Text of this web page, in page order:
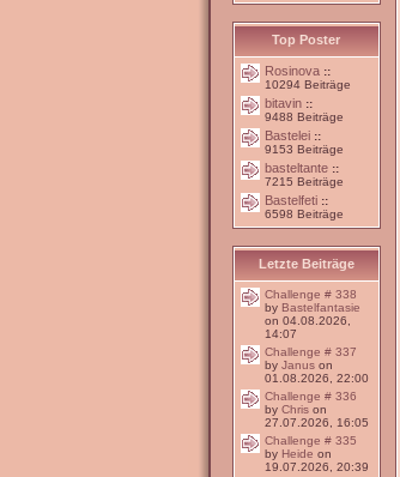
Top Poster
Rosinova ::
10294 Beiträge
bitavin ::
9488 Beiträge
Bastelei ::
9153 Beiträge
basteltante ::
7215 Beiträge
Bastelfeti ::
6598 Beiträge
Letzte Beiträge
Challenge # 338
by Bastelfantasie
on 04.08.2026,
14:07
Challenge # 337
by Januson
01.08.2026, 22:00
Challenge # 336
by Chrison
27.07.2026, 16:05
Challenge # 335
by Heide on
19.07.2026, 20:39